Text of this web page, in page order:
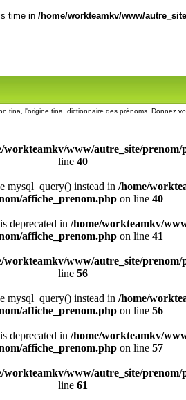
time in /home/workteamkv/www/
tina, l'origine tina, dictionnaire des prénoms. Donnez
workteamkv/www/autre_site/
line 40
mysql_query() instead in /home/
affiche_prenom.phpon line 40
deprecated in /home/workteamkv/
affiche_prenom.phpon line 41
workteamkv/www/autre_site/
line 56
mysql_query() instead in /home/
affiche_prenom.phpon line 56
deprecated in /home/workteamkv/
affiche_prenom.phpon line 57
workteamkv/www/autre_site/
line 61